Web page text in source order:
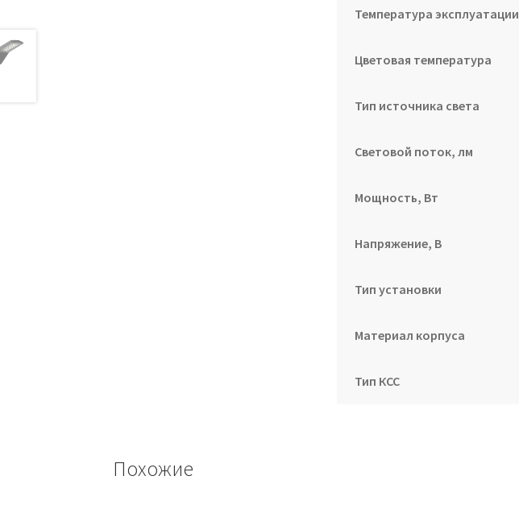
Температура эксплуатации
Цветовая температура
Тип источника света
Световой поток, лм
Мощность, Вт
Напряжение, В
Тип установки
Материал корпуса
Тип КСС
Похожие